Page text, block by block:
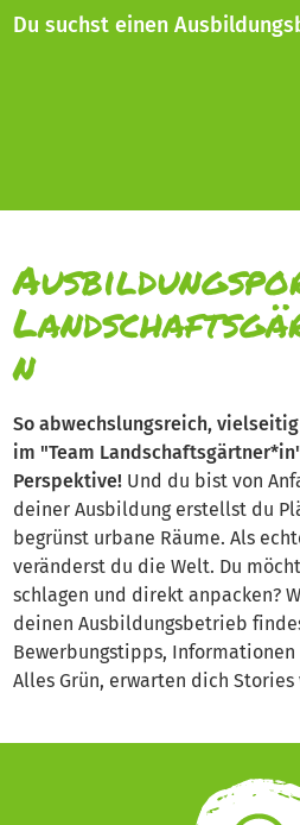
Du suchst einen
n
So abwechslungsreich,
im "Team
Perspektive! Und du bist von
deiner Ausbildung erstellst du
begrünst urbane Räume. Als
veränderst du die Welt. Du
schlagen und direkt anpacken?
deinen Ausbildungsbetrieb
Bewerbungstipps,
Alles Grün, erwarten dich Stories